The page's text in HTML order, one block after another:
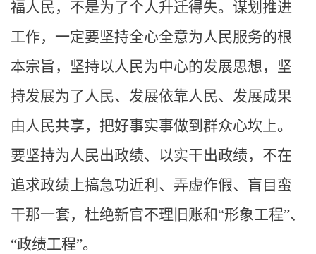
福人民，不是为了个人升迁得失。谋划推进
工作，一定要坚持全心全意为人民服务的根
本宗旨，坚持以人民为中心的发展思想，坚
持发展为了人民、发展依靠人民、发展成果
由人民共享，把好事实事做到群众心坎上。
要坚持为人民出政绩、以实干出政绩，不在
追求政绩上搞急功近利、弄虚作假、盲目蛮
干那一套，杜绝新官不理旧账和“形象工程”、
“政绩工程”。